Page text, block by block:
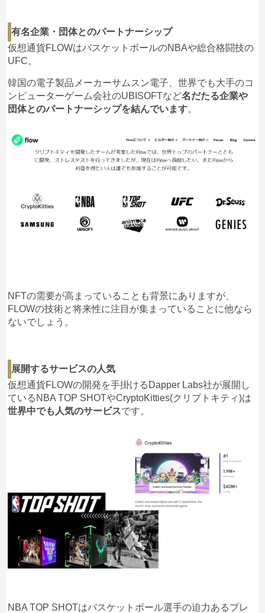
有名企業・団体とのパートナーシップ
仮想通貨FLOWはバスケットボールのNBAや総合格闘技の
UFC。
韓国の電子製品メーカーサムスン電子、世界でも大手のコ
ンピューターゲーム会社のUBISOFTなど名だたる企業や
団体とのパートナーシップを結んでいます。
NFTの需要が高まっていることも背景にありますが、
FLOWの技術と将来性に注目が集まっていることに他なら
ないでしょう。
展開するサービスの人気
仮想通貨FLOWの開発を手掛けるDapper Labs社が展開し
ているNBA TOP SHOTやCryptoKitties(クリプトキティ)は
世界中でも人気のサービスです。
NBA TOP SHOTはバスケットボール選手の迫力あるプレ